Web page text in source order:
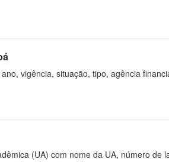
vigência, situação, tipo, agência
(UA) com nome da UA, número de